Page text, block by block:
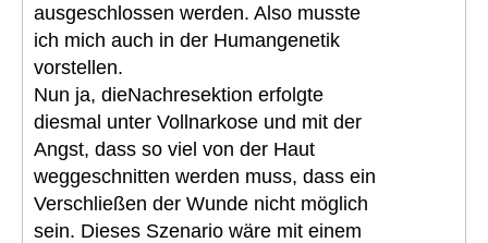
ausgeschlossen werden. Also musste
ich mich auch in der Humangenetik
vorstellen.
Nun ja, dieNachresektion erfolgte
diesmal unter Vollnarkose und mit der
Angst, dass so viel von der Haut
weggeschnitten werden muss, dass ein
Verschließen der Wunde nicht möglich
sein. Dieses Szenario wäre mit einem